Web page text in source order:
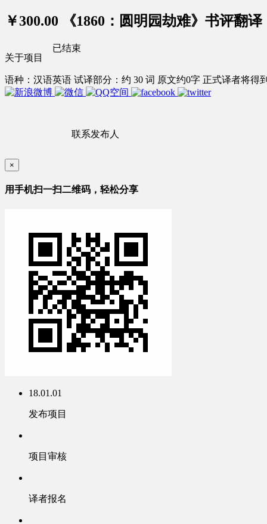
￥300.00 《1860：圆明园劫难》书评翻译
关于项目
语种：汉语英语 试译部分：约 30 词 原文约0字 正式译者将得
联系发布人
已结束
×
用手机扫一扫二维码，轻松分享
18.01.01
发布项目
项目审核
译者报名